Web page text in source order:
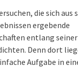
die sich aus
ergebende
entlang
Denn dort
Aufgabe in